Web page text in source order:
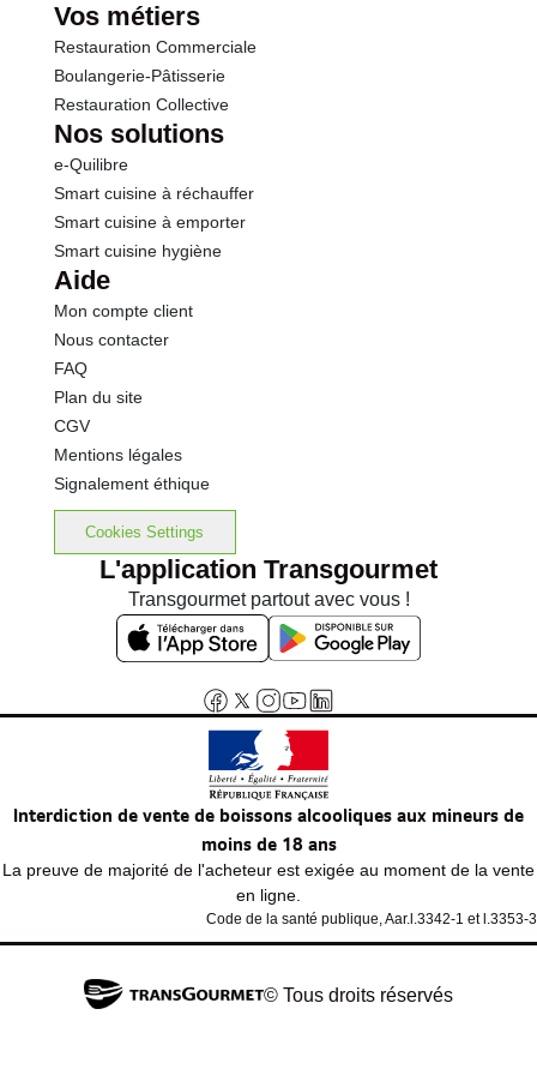
Vos métiers
Restauration Commerciale
Boulangerie-Pâtisserie
Restauration Collective
Nos solutions
e-Quilibre
Smart cuisine à réchauffer
Smart cuisine à emporter
Smart cuisine hygiène
Aide
Mon compte client
Nous contacter
FAQ
Plan du site
CGV
Mentions légales
Signalement éthique
Cookies Settings
L'application Transgourmet
Transgourmet partout avec vous !
Interdiction de vente de boissons alcooliques aux mineurs de
moins de 18 ans
La preuve de majorité de l'acheteur est exigée au moment de la vente
en ligne.
Code de la santé publique, Aar.l.3342-1 et l.3353-3
© Tous droits réservés